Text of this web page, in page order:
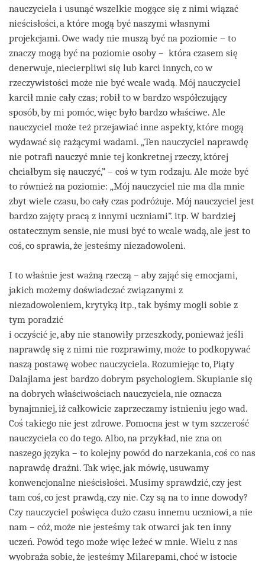
nauczyciela i usunąć wszelkie mogące się z nimi wiązać
nieścisłości, a które mogą być naszymi własnymi
projekcjami. Owe wady nie muszą być na poziomie – to
znaczy mogą być na poziomie osoby – która czasem się
denerwuje, niecierpliwi się lub karci innych, co w
rzeczywistości może nie być wcale wadą. Mój nauczyciel
karcił mnie cały czas; robił to w bardzo współczujący
sposób, by mi pomóc, więc było bardzo właściwe. Ale
nauczyciel może też przejawiać inne aspekty, które mogą
wydawać się rażącymi wadami. „Ten nauczyciel naprawdę
nie potrafi nauczyć mnie tej konkretnej rzeczy, której
chciałbym się nauczyć,” – coś w tym rodzaju. Ale może być
to również na poziomie: „Mój nauczyciel nie ma dla mnie
zbyt wiele czasu, bo cały czas podróżuje. Mój nauczyciel jest
bardzo zajęty pracą z innymi uczniami”. itp. W bardziej
ostatecznym sensie, nie musi być to wcale wadą, ale jest to
coś, co sprawia, że jesteśmy niezadowoleni.
I to właśnie jest ważną rzeczą – aby zająć się emocjami,
jakich możemy doświadczać związanymi z
niezadowoleniem, krytyką itp., tak byśmy mogli sobie z
tym poradzić
i oczyścić je, aby nie stanowiły przeszkody, ponieważ jeśli
naprawdę się z nimi nie rozprawimy, może to podkopywać
naszą postawę wobec nauczyciela. Rozumiejąc to, Piąty
Dalajlama jest bardzo dobrym psychologiem. Skupianie się
na dobrych właściwościach nauczyciela, nie oznacza
bynajmniej, iż całkowicie zaprzeczamy istnieniu jego wad.
Coś takiego nie jest zdrowe. Pomocna jest w tym szczerość
nauczyciela co do tego. Albo, na przykład, nie zna on
naszego języka – to kolejny powód do narzekania, coś co nas
naprawdę drażni. Tak więc, jak mówię, usuwamy
konwencjonalne nieścisłości. Musimy sprawdzić, czy jest
tam coś, co jest prawdą, czy nie. Czy są na to inne dowody?
Czy nauczyciel poświęca dużo czasu innemu uczniowi, a nie
nam – cóż, może nie jesteśmy tak otwarci jak ten inny
uczeń. Powód tego może więc leżeć w mnie. Wielu z nas
wyobraża sobie, że jesteśmy Milarepami, choć w istocie